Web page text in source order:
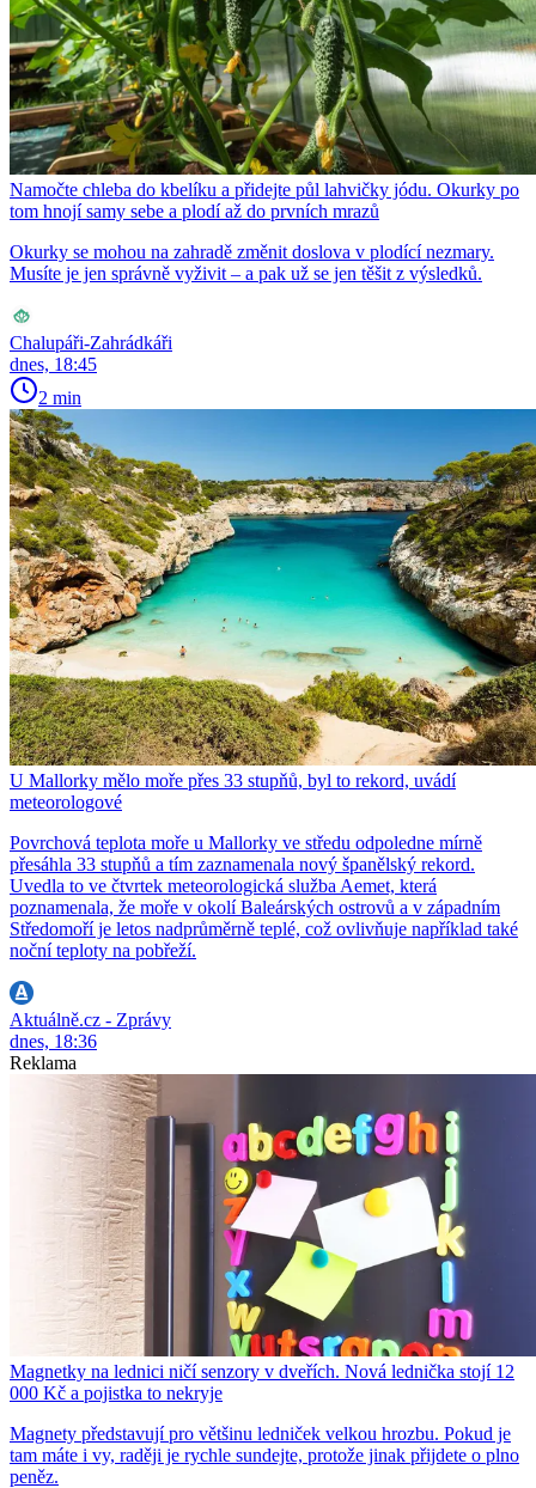
Namočte chleba do kbelíku a přidejte půl lahvičky jódu. Okurky po
tom hnojí samy sebe a plodí až do prvních mrazů
Okurky se mohou na zahradě změnit doslova v plodící nezmary.
Musíte je jen správně vyživit – a pak už se jen těšit z výsledků.
Chalupáři-Zahrádkáři
dnes, 18:45
2 min
U Mallorky mělo moře přes 33 stupňů, byl to rekord, uvádí
meteorologové
Povrchová teplota moře u Mallorky ve středu odpoledne mírně
přesáhla 33 stupňů a tím zaznamenala nový španělský rekord.
Uvedla to ve čtvrtek meteorologická služba Aemet, která
poznamenala, že moře v okolí Baleárských ostrovů a v západním
Středomoří je letos nadprůměrně teplé, což ovlivňuje například také
noční teploty na pobřeží.
Aktuálně.cz - Zprávy
dnes, 18:36
Reklama
Magnetky na lednici ničí senzory v dveřích. Nová lednička stojí 12
000 Kč a pojistka to nekryje
Magnety představují pro většinu ledniček velkou hrozbu. Pokud je
tam máte i vy, raději je rychle sundejte, protože jinak přijdete o plno
peněz.